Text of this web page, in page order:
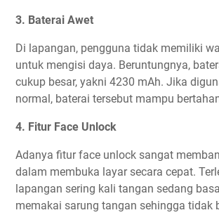
3. Baterai Awet
Di lapangan, pengguna tidak memiliki
untuk mengisi daya. Beruntungnya,
cukup besar, yakni 4230 mAh. Jika
normal, baterai tersebut mampu
4. Fitur Face Unlock
Adanya fitur face unlock sangat
dalam membuka layar secara cepat.
lapangan sering kali tangan sedang
memakai sarung tangan sehingga tidak